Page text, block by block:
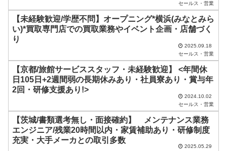
て
く
だ
。
セールス・営業
【未経験歓迎/学歴不問】オープニング*横浜(みなとみら
い)*買取専門店での買取業務やイベント企画・店舗づく
り
2025.09.18
セールス・営業
【京都/旅館サービススタッフ・未経験歓迎】 <年間休
日105日+2週間弱の長期休みあり・社員寮あり・賞与年
2回・研修支援あり!>
2024.10.02
セールス・営業
【茨城/書類選考無し・面接確約】 メンテナンス業務
エンジニア/残業20時間以内・家賃補助あり・研修制度
充実・大手メーカとの取引多数
2025.05.29